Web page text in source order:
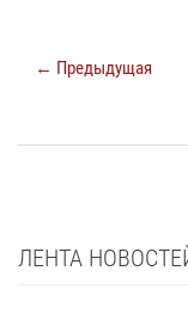
← Предыдущая
ЛЕНТА